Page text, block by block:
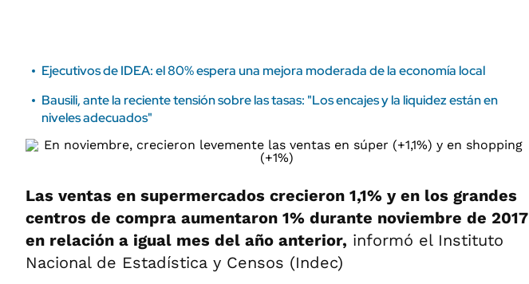
Ejecutivos de IDEA: el 80% espera una mejora moderada de la economía local
Bausili, ante la reciente tensión sobre las tasas: "Los encajes y la liquidez están en
niveles adecuados"
Las ventas en supermercados crecieron 1,1% y en los grandes
centros de compra aumentaron 1% durante noviembre de 2017
en relación a igual mes del año anterior, informó el Instituto
Nacional de Estadística y Censos (Indec)